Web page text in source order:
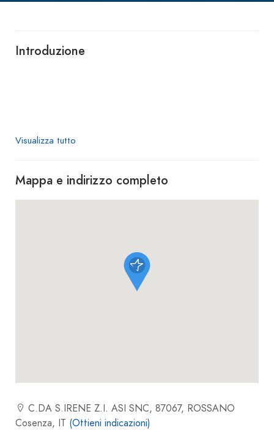
Introduzione
Visualizza tutto
Mappa e indirizzo completo
C.DA S.IRENE Z.I. ASI SNC, 87067, ROSSANO
Cosenza, IT (Ottieni indicazioni)